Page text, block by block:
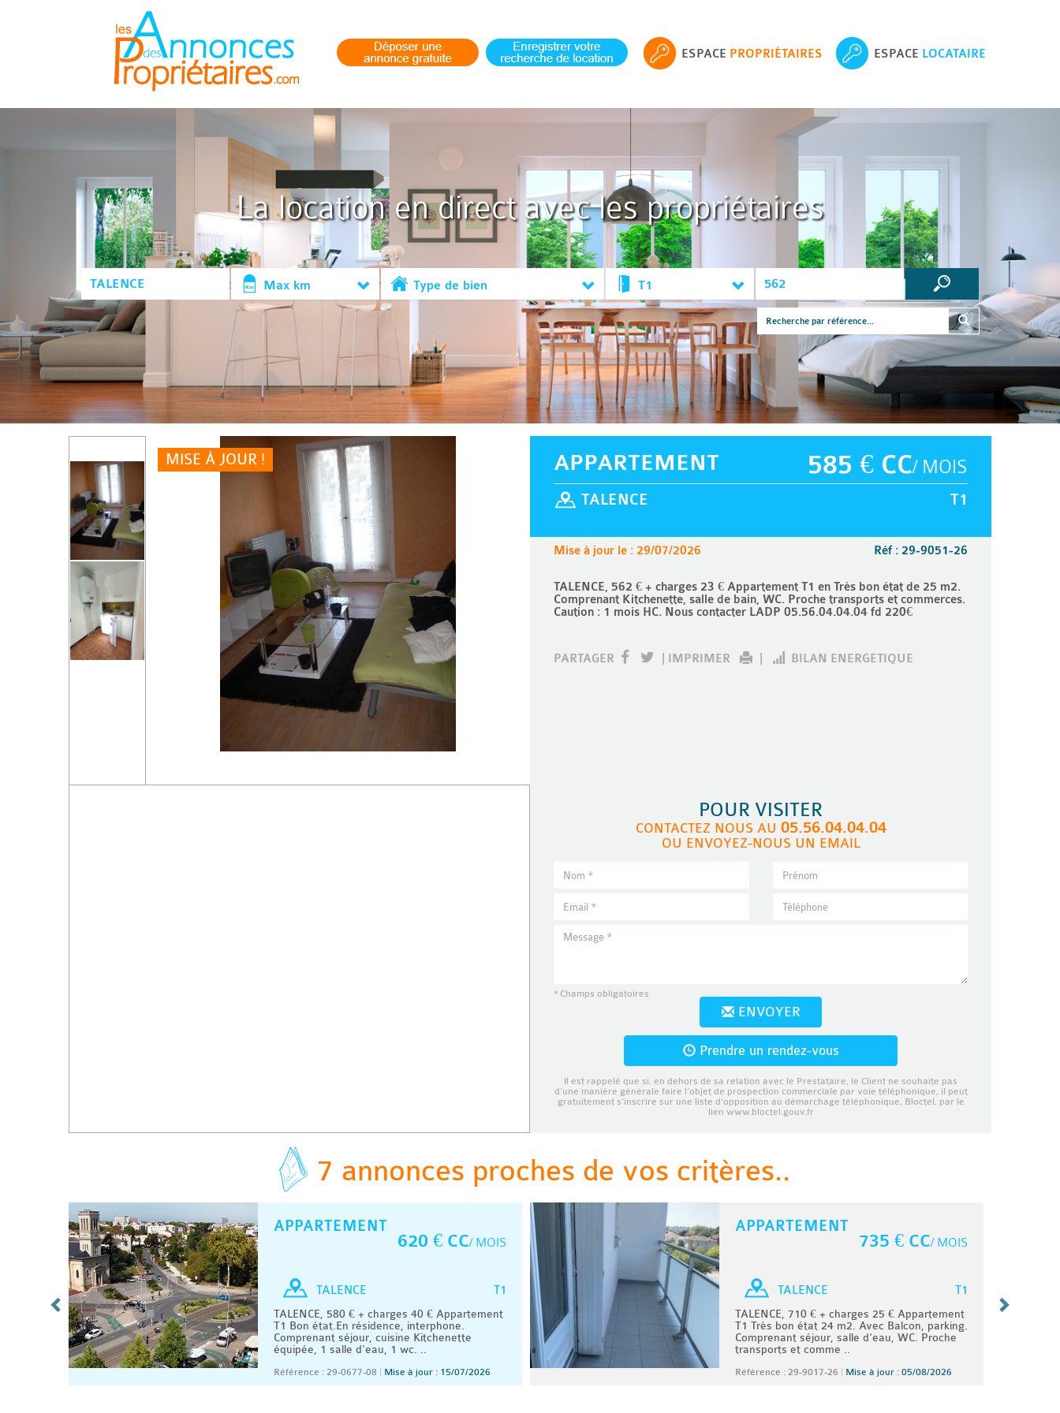
ESPACE PROPRIÉTAIRES ESPACE LOCATAIRE
La location en direct avec les propriétaires
Max km Type de bien T1
MISE À JOUR ! 585 € CC/ MOIS
APPARTEMENT
T1
TALENCE
Réf : 29-9051-26
Mise à jour le : 29/07/2026
TALENCE, 562 € + charges 23 € Appartement T1 en Très bon état de 25 m2.
Comprenant Kitchenette, salle de bain, WC. Proche transports et commerces.
Caution : 1 mois HC. Nous contacter LADP 05.56.04.04.04 fd 220€
PARTAGER IMPRIMER BILAN ENERGETIQUE
POUR VISITER
CONTACTEZ NOUS AU 05.56.04.04.04
OU ENVOYEZ-NOUS UN EMAIL
* Champs obligatoires
ENVOYER
Prendre un rendez-vous
Il est rappelé que si, en dehors de sa relation avec le Prestataire, le Client ne souhaite pas
d’une manière générale faire l’objet de prospection commerciale par voie téléphonique, il peut
gratuitement s’inscrire sur une liste d’opposition au démarchage téléphonique, Bloctel, par le
lien www.bloctel.gouv.fr
7 annonces proches de vos critères..
APPARTEMENT
620 € CC/ MOIS
T1
TALENCE
TALENCE, 580 € + charges 40 € Appartement
T1 Bon état.En résidence, interphone.
Comprenant séjour, cuisine Kitchenette
équipée, 1 salle d'eau, 1 wc. ..
Référence : 29-0677-08 Mise à jour : 15/07/2026
APPARTEMENT
735 € CC/ MOIS
T1
TALENCE
TALENCE, 710 € + charges 25 € Appartement
T1 Très bon état 24 m2. Avec Balcon, parking.
Comprenant séjour, salle d'eau, WC. Proche
transports et comme ..
Référence : 29-9017-26 Mise à jour : 05/08/2026